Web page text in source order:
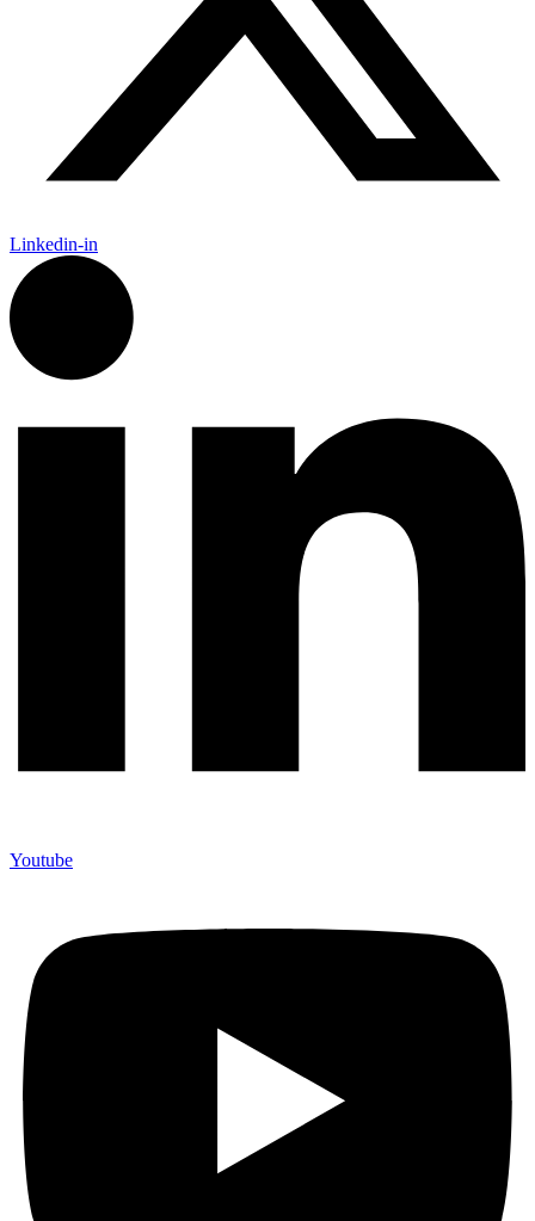
Linkedin-in
Youtube